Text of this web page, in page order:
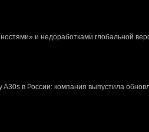
и недоработками глобальной
в России: компания выпустила